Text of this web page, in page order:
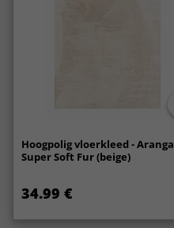
Hoogpolig vloerkleed - Aranga
Super Soft Fur (beige)
34.99 €